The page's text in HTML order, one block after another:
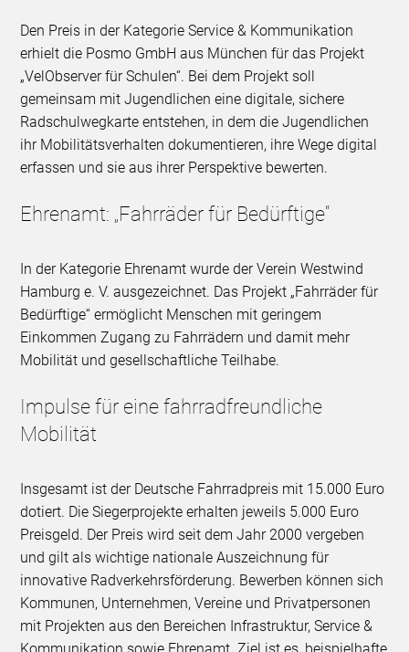
Den Preis in der Kategorie Service & Kommunikation
erhielt die Posmo GmbH aus München für das Projekt
„VelObserver für Schulen“. Bei dem Projekt soll
gemeinsam mit Jugendlichen eine digitale, sichere
Radschulwegkarte entstehen, in dem die Jugendlichen
ihr Mobilitätsverhalten dokumentieren, ihre Wege digital
erfassen und sie aus ihrer Perspektive bewerten.
Ehrenamt: „Fahrräder für Bedürftige“
In der Kategorie Ehrenamt wurde der Verein Westwind
Hamburg e. V. ausgezeichnet. Das Projekt „Fahrräder für
Bedürftige“ ermöglicht Menschen mit geringem
Einkommen Zugang zu Fahrrädern und damit mehr
Mobilität und gesellschaftliche Teilhabe.
Impulse für eine fahrradfreundliche
Mobilität
Insgesamt ist der Deutsche Fahrradpreis mit 15.000 Euro
dotiert. Die Siegerprojekte erhalten jeweils 5.000 Euro
Preisgeld. Der Preis wird seit dem Jahr 2000 vergeben
und gilt als wichtige nationale Auszeichnung für
innovative Radverkehrsförderung. Bewerben können sich
Kommunen, Unternehmen, Vereine und Privatpersonen
mit Projekten aus den Bereichen Infrastruktur, Service &